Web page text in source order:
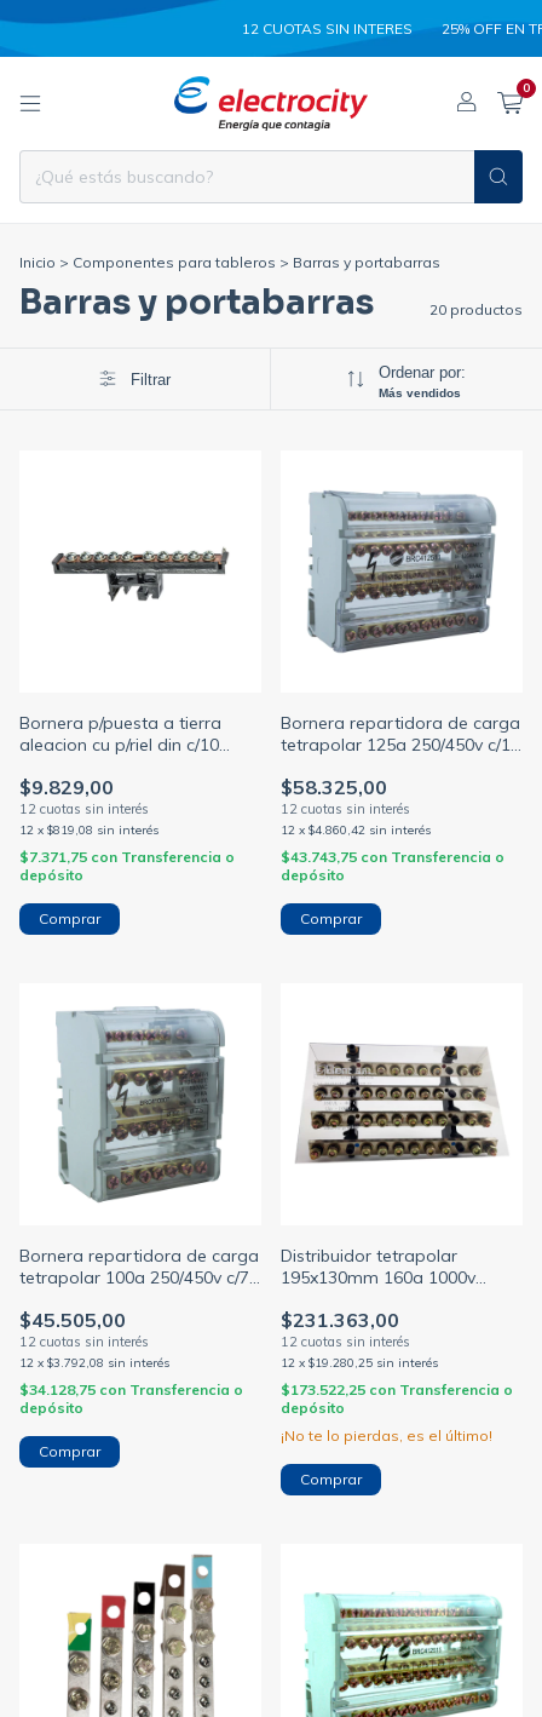
12 CUOTAS SIN INTERES 25% OFF EN
0
Inicio > Componentes para tableros > Barras y portabarras
Barras y portabarras 20 productos
Filtrar Ordenar por:
Más vendidos
Bornera p/puesta a tierra
aleacion cu p/riel din c/10
(CONEXTUBE)
$9.829,00
12 x $819,08 sin interés
$7.371,75 con Transferencia o
depósito
Bornera repartidora de carga
tetrapolar 125a 250/450v c/11
$58.325,00
12 x $4.860,42 sin interés
$43.743,75 con Transferencia o
depósito
Bornera repartidora de carga
tetrapolar 100a 250/450v c/7
$45.505,00
12 x $3.792,08 sin interés
$34.128,75 con Transferencia o
depósito
Distribuidor tetrapolar
195x130mm 160a 1000v
$231.363,00
12 x $19.280,25 sin interés
$173.522,25 con Transferencia o
depósito
¡No te lo pierdas, es el último!